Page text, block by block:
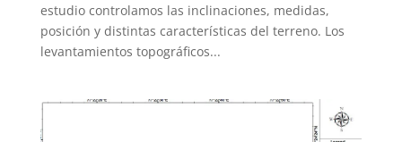
estudio controlamos las inclinaciones, medidas,
posición y distintas características del terreno. Los
levantamientos topográficos...